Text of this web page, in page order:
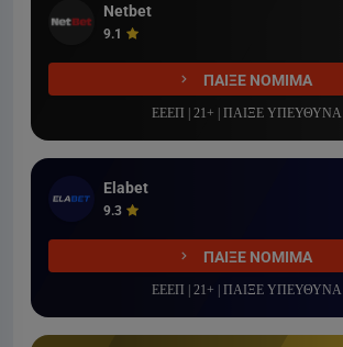
Netbet
9.1
ΠΑΙΞΕ ΝΟΜΙΜΑ
ΕΕΕΠ | 21+ | ΠΑΙΞΕ ΥΠΕΥΘΥΝΑ
Elabet
9.3
ΠΑΙΞΕ ΝΟΜΙΜΑ
ΕΕΕΠ | 21+ | ΠΑΙΞΕ ΥΠΕΥΘΥΝΑ